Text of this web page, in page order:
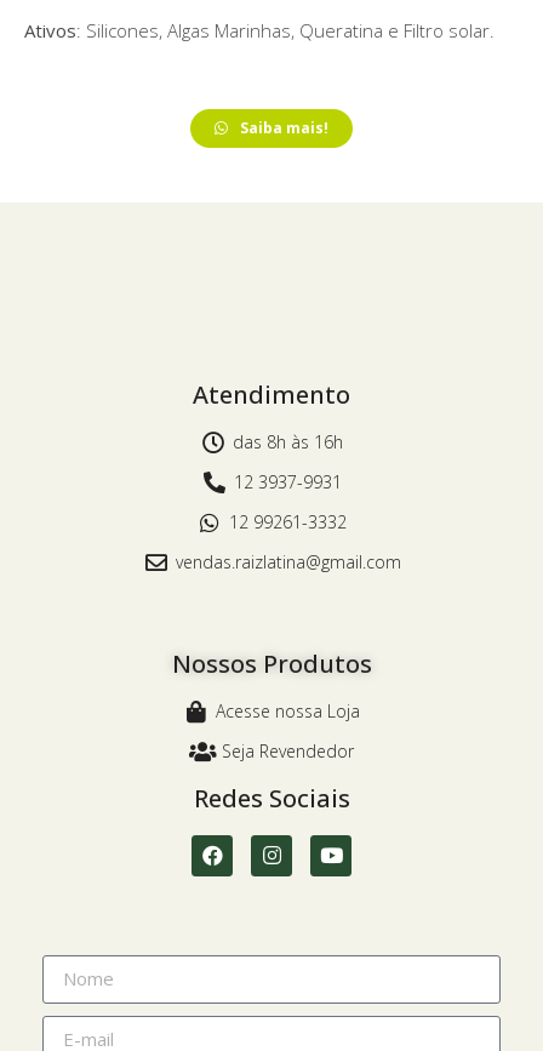
Ativos: Silicones, Algas Marinhas, Queratina e Filtro solar.
Saiba mais!
Atendimento
das 8h às 16h
12 3937-9931
12 99261-3332
vendas.raizlatina@gmail.com
Nossos Produtos
Acesse nossa Loja
Seja Revendedor
Redes Sociais